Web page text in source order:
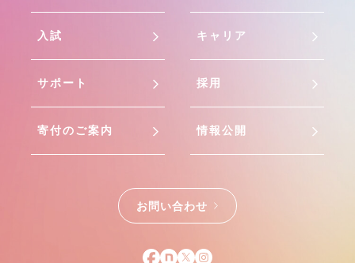
入試 キャリア
サポート 採用
寄付のご案内 情報公開
お問い合わせ